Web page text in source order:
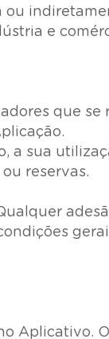
e
que
a sua
reservas.
Aplicativo.